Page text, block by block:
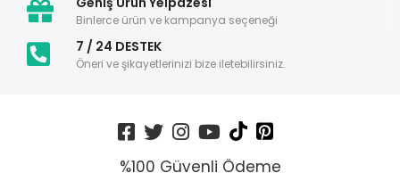
Binlerce ürün ve kampanya seçeneği
7 / 24 DESTEK
Öneri ve şikayetlerinizi bize iletebilirsiniz.
%100 Güvenli Ödeme